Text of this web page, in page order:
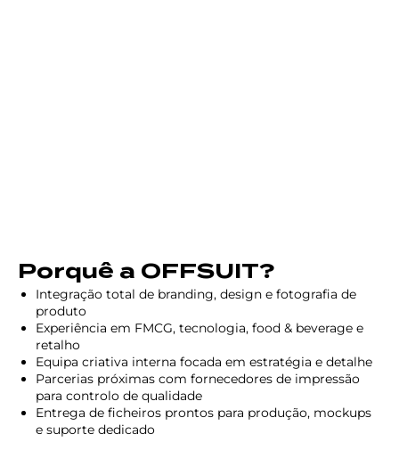
Porquê a OFFSUIT?
Integração total de branding, design e fotografia de
produto
Experiência em FMCG, tecnologia, food & beverage e
retalho
Equipa criativa interna focada em estratégia e detalhe
Parcerias próximas com fornecedores de impressão
para controlo de qualidade
Entrega de ficheiros prontos para produção, mockups
e suporte dedicado